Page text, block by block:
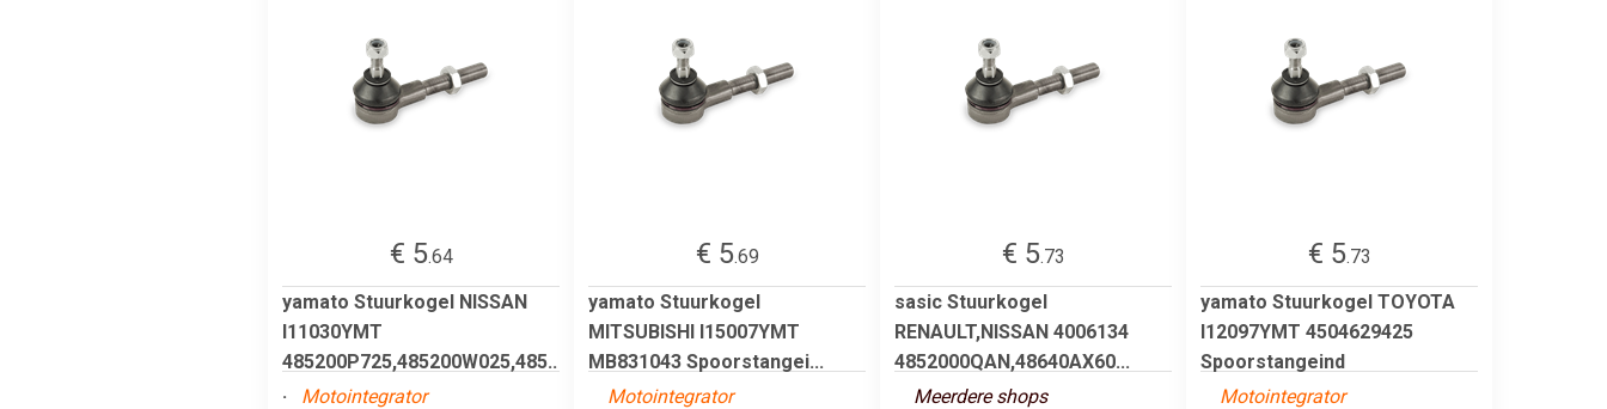
€ 5.64
yamato Stuurkogel NISSAN
I11030YMT
485200P725,485200W025,485..
.
Motointegrator
€ 5.69
yamato Stuurkogel
MITSUBISHI I15007YMT
MB831043 Spoorstangei...
Motointegrator
€ 5.73
sasic Stuurkogel
RENAULT,NISSAN 4006134
4852000QAN,48640AX60...
Meerdere shops
€ 5.73
yamato Stuurkogel TOYOTA
I12097YMT 4504629425
Spoorstangeind
Motointegrator